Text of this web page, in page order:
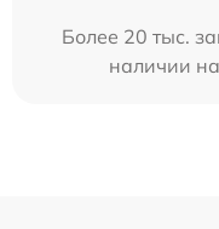
Более 20 тыс.
наличии